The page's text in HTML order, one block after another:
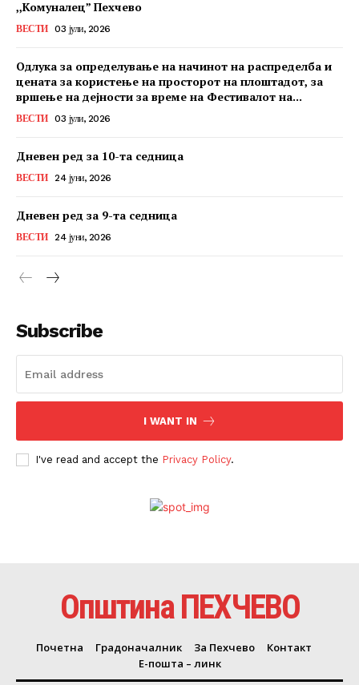
,,Комуналец” Пехчево
ВЕСТИ 03 јули, 2026
Одлука за определување на начинот на распределба и
цената за користење на просторот на плоштадот, за
вршење на дејности за време на Фестивалот на...
ВЕСТИ 03 јули, 2026
Дневен ред за 10-та седница
ВЕСТИ 24 јуни, 2026
Дневен ред за 9-та седница
ВЕСТИ 24 јуни, 2026
Subscribe
I WANT IN
I've read and accept the Privacy Policy.
Општина ПЕХЧЕВО
Почетна Градоначалник За Пехчево
Контакт
Е-пошта – линк